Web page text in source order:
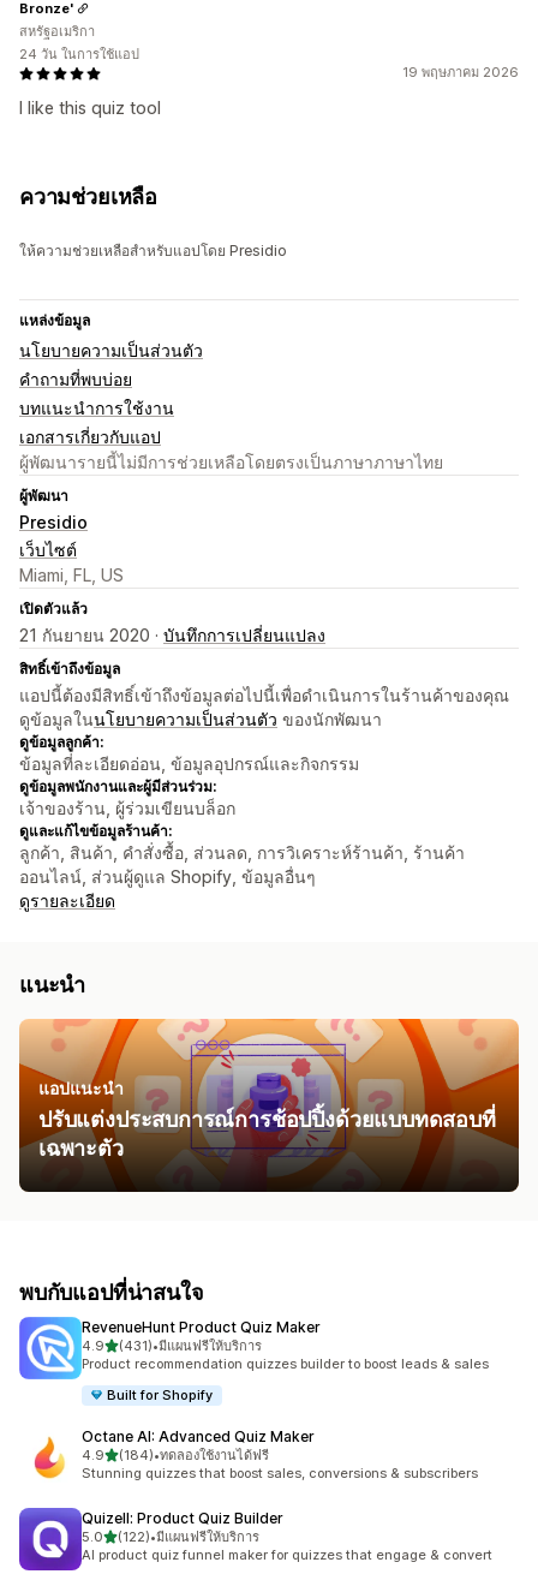
19 พฤษภาคม 2026
I like this quiz tool
Bronze'
สหรัฐอเมริกา
24 วัน ในการใช้แอป
ความช่วยเหลือ
ให้ความช่วยเหลือสำหรับแอปโดย Presidio
แหล่งข้อมูล
นโยบายความเป็นส่วนตัว
คำถามที่พบบ่อย
บทแนะนำการใช้งาน
เอกสารเกี่ยวกับแอป
ผู้พัฒนารายนี้ไม่มีการช่วยเหลือโดยตรงเป็นภาษาภาษาไทย
ผู้พัฒนา
Presidio
เว็บไซต์
Miami, FL, US
เปิดตัวแล้ว
21 กันยายน 2020 · บันทึกการเปลี่ยนแปลง
สิทธิ์เข้าถึงข้อมูล
แอปนี้ต้องมีสิทธิ์เข้าถึงข้อมูลต่อไปนี้เพื่อดำเนินการในร้านค้าของคุณ
ดูข้อมูลในนโยบายความเป็นส่วนตัว ของนักพัฒนา
ดูข้อมูลลูกค้า:
ข้อมูลที่ละเอียดอ่อน, ข้อมูลอุปกรณ์และกิจกรรม
ดูข้อมูลพนักงานและผู้มีส่วนร่วม:
เจ้าของร้าน, ผู้ร่วมเขียนบล็อก
ดูและแก้ไขข้อมูลร้านค้า:
ลูกค้า, สินค้า, คำสั่งซื้อ, ส่วนลด, การวิเคราะห์ร้านค้า, ร้านค้า
ออนไลน์, ส่วนผู้ดูแล Shopify, ข้อมูลอื่นๆ
ดูรายละเอียด
แนะนำ
แอปแนะนำ
ปรับแต่งประสบการณ์การช้อปปิ้งด้วยแบบทดสอบที่
เฉพาะตัว
พบกับแอปที่น่าสนใจ
RevenueHunt Product Quiz Maker
4.9เต็ม 5 ดาว
(431)
ทั้งหมด 431 รีวิว
•มีแผนฟรีให้บริการ
Product recommendation quizzes builder to boost leads & sales
Built for Shopify
Octane AI: Advanced Quiz Maker
4.9เต็ม 5 ดาว
(184)
ทั้งหมด 184 รีวิว
•ทดลองใช้งานได้ฟรี
Stunning quizzes that boost sales, conversions & subscribers
Quizell: Product Quiz Builder
5.0เต็ม 5 ดาว
(122)
ทั้งหมด 122 รีวิว
•มีแผนฟรีให้บริการ
AI product quiz funnel maker for quizzes that engage & convert